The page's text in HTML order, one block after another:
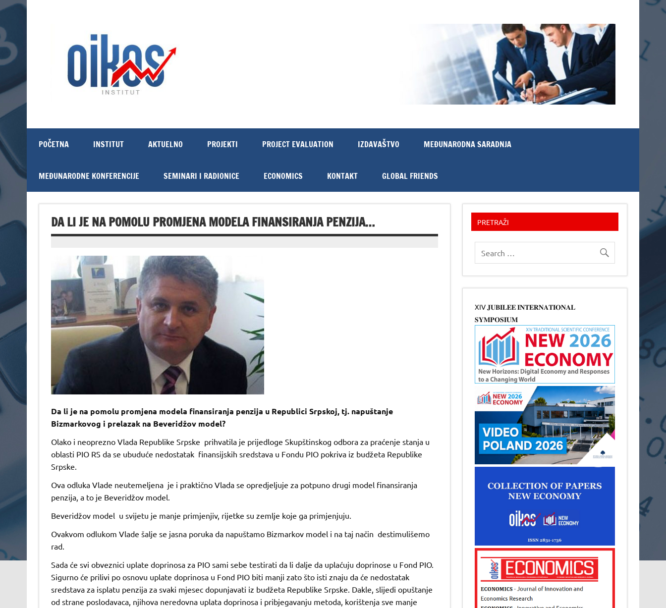
Skip
to
POČETNA INSTITUT AKTUELNO PROJEKTI PROJECT EVALUATION IZDAVAŠTVO MEĐUNARODNA SARADNJA
MEĐUNARODNE KONFERENCIJE SEMINARI I RADIONICE ECONOMICS KONTAKT GLOBAL FRIENDS
DA LI JE NA POMOLU PROMJENA MODELA FINANSIRANJA PENZIJA…
Da li je na pomolu promjena modela finansiranja penzija u Republici Srpskoj, tj. napuštanje
Bizmarkovog i prelazak na Beveridžov model?
Olako i neoprezno Vlada Republike Srpske prihvatila je prijedloge Skupštinskog odbora za praćenje stanja u
oblasti PIO RS da se ubuduće nedostatak finansijskih sredstava u Fondu PIO pokriva iz budžeta Republike
Srpske.
Ova odluka Vlade neutemeljena je i praktično Vlada se opredjeljuje za potpuno drugi model finansiranja
penzija, a to je Beveridžov model.
Beveridžov model u svijetu je manje primjenjiv, rijetke su zemlje koje ga primjenjuju.
Ovakvom odlukom Vlade šalje se jasna poruka da napuštamo Bizmarkov model i na taj način destimulišemo
rad.
Sada će svi obveznici uplate doprinosa za PIO sami sebe testirati da li dalje da uplaćuju doprinose u Fond PIO.
Sigurno će prilivi po osnovu uplate doprinosa u Fond PIO biti manji zato što isti znaju da će nedostatak
sredstava za isplatu penzija za svaki mjesec dopunjavati iz budžeta Republike Srpske. Dakle, slijedi opuštanje
od strane poslodavaca, njihova neredovna uplata doprinosa i pribjegavanju metoda, korištenja sve manje
PRETRAŽI
XIV 𝐉𝐔𝐁𝐈𝐋𝐄𝐄 𝐈𝐍𝐓𝐄𝐑𝐍𝐀𝐓𝐈𝐎𝐍𝐀𝐋
𝐒𝐘𝐌𝐏𝐎𝐒𝐈𝐔𝐌